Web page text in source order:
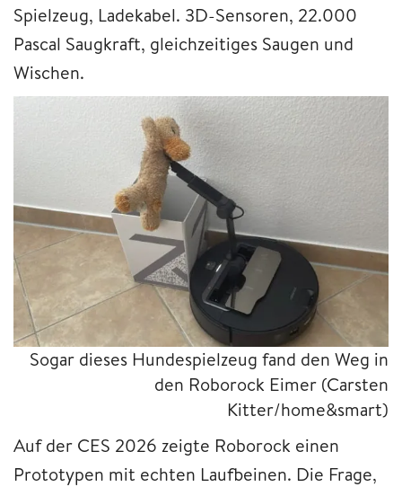
Spielzeug, Ladekabel. 3D-Sensoren, 22.000
Pascal Saugkraft, gleichzeitiges Saugen und
Wischen.
Sogar dieses Hundespielzeug fand den Weg in
den Roborock Eimer (Carsten
Kitter/home&smart)
Auf der CES 2026 zeigte Roborock einen
Prototypen mit echten Laufbeinen. Die Frage,